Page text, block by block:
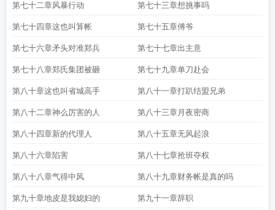
第七十二章风暴行动 第七十三章想挑事吗
第七十四章这也叫算帐 第七十五章傅爷
第七十六章矛头对准郑兵 第七十七章出主意
第七十八章郑氏集团被砸 第七十九章单刀赴会
第八十章这也叫省城高手 第八十一章打趴结盟兄弟
第八十二章神么厉害的人 第八十三章月夜密商
第八十四章新的代理人 第八十五章无风起浪
第八十六章陷害 第八十七章抢班夺权
第八十八章气得中风 第八十九章财务帐是真的吗
第九十章地皮是我媳妇的 第九十一章辞职